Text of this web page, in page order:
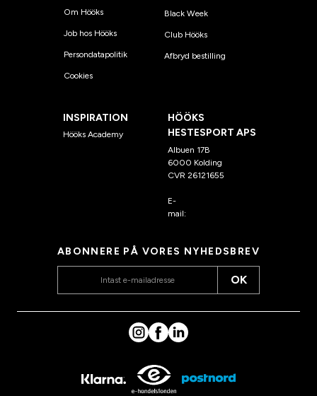
Om Hööks
Job hos Hööks
Persondatapolitik
Cookies
Black Week
Club Hööks
Afbryd bestilling
INSPIRATION
Hööks Academy
HÖÖKS
HESTESPORT APS
Albuen 17B
6000 Kolding
CVR 26121655
E-
mail:
ABONNERE PÅ VORES NYHEDSBREV
OK